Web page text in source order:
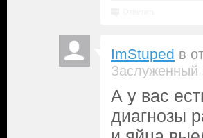
ImStuped в
Заслуженный
А у вас
диагнозы